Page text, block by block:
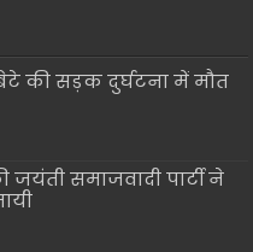
की सड़क दुर्घटना में मौत
जयंती समाजवादी पार्टी ने